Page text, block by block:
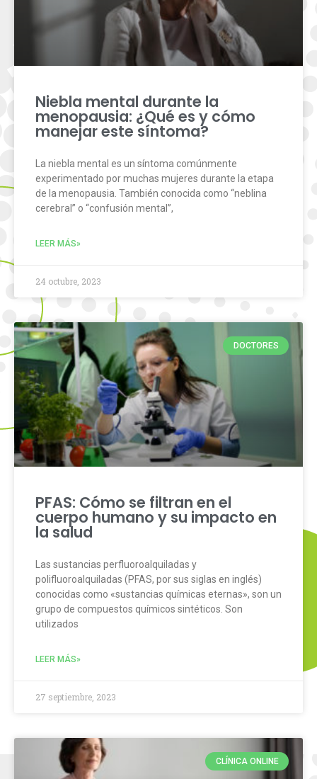
Niebla mental durante la
menopausia: ¿Qué es y cómo
manejar este síntoma?
La niebla mental es un síntoma comúnmente
experimentado por muchas mujeres durante la etapa
de la menopausia. También conocida como “neblina
cerebral” o “confusión mental”,
LEER MÁS»
24 octubre, 2023
DOCTORES
PFAS: Cómo se filtran en el
cuerpo humano y su impacto en
la salud
Las sustancias perfluoroalquiladas y
polifluoroalquiladas (PFAS, por sus siglas en inglés)
conocidas como «sustancias químicas eternas», son un
grupo de compuestos químicos sintéticos. Son
utilizados
LEER MÁS»
27 septiembre, 2023
CLÍNICA ONLINE